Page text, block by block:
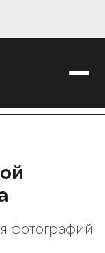
фотографий